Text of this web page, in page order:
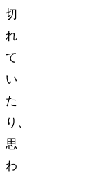
切
れ
て
い
た
り、
思
わ